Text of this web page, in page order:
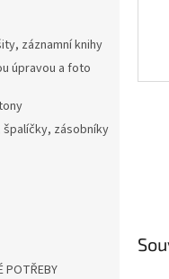
záznamní knihy
úpravou a foto
zásobníky
POTŘEBY